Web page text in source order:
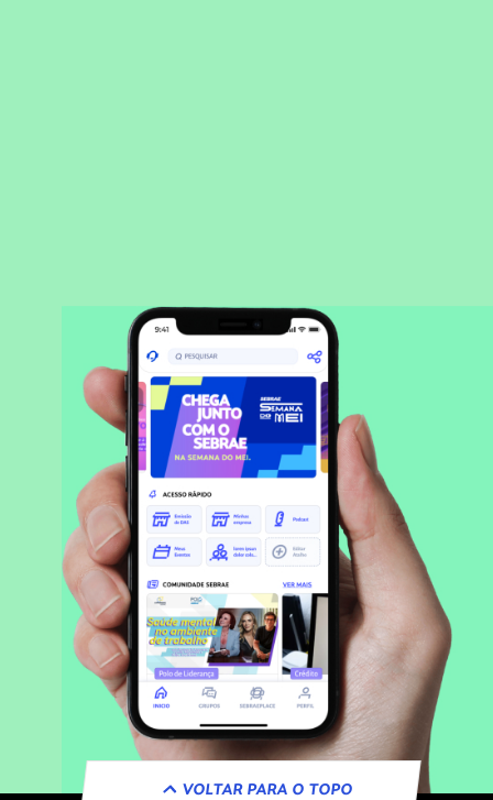
VOLTAR PARA O TOPO